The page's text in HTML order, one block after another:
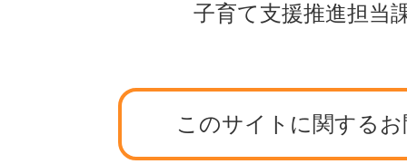
子育て支援推進担当
このサイトに関する